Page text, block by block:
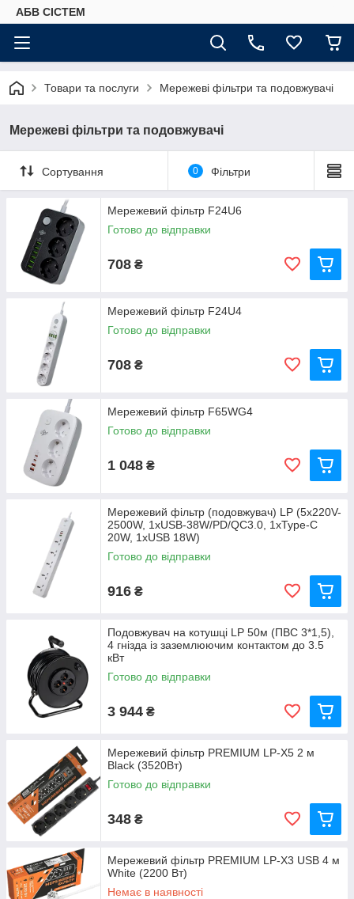
АБВ СІСТЕМ
Товари та послуги Мережеві фільтри та подовжувачі
Мережеві фільтри та подовжувачі
Сортування 0 Фільтри
Мережевий фільтр F24U6
Готово до відправки
708 ₴
Мережевий фільтр F24U4
Готово до відправки
708 ₴
Мережевий фільтр F65WG4
Готово до відправки
1 048 ₴
Мережевий фільтр (подовжувач) LP (5x220V-
2500W, 1xUSB-38W/PD/QC3.0, 1xType-C
20W, 1xUSB 18W)
Готово до відправки
916 ₴
Подовжувач на котушці LP 50м (ПВС 3*1,5),
4 гнізда із заземлюючим контактом до 3.5
кВт
Готово до відправки
3 944 ₴
Мережевий фільтр PREMIUM LP-X5 2 м
Black (3520Вт)
Готово до відправки
348 ₴
Мережевий фільтр PREMIUM LP-X3 USB 4 м
White (2200 Вт)
Немає в наявності